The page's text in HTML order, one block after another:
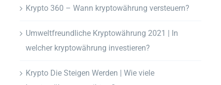
Krypto 360 – Wann kryptowährung versteuern?
Umweltfreundliche Kryptowährung 2021 | In
welcher kryptowährung investieren?
Krypto Die Steigen Werden | Wie viele